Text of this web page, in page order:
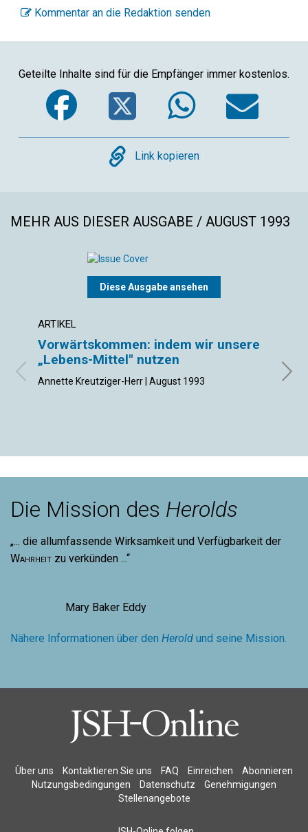
Kommentar an die Redaktion senden
Geteilte Inhalte sind für die Empfänger immer kostenlos.
Facebook
Twitter
Copy
Link kopieren
MEHR AUS DIESER AUSGABE / AUGUST 1993
Diese Ausgabe ansehen
ARTIKEL
Vorwärtskommen: indem wir unsere
„Lebens-Mittel" nutzen
Annette Kreutziger-Herr | August 1993
Die Mission des Herolds
„... die allumfassende Wirksamkeit und Verfügbarkeit der
Wahrheit zu verkünden ...“
Mary Baker Eddy
Nähere Informationen über den Herold und seine Mission.
Über uns Kontaktieren Sie uns FAQ Einreichen
Abonnieren
Nutzungsbedingungen
Datenschutz
Genehmigungen
Stellenangebote